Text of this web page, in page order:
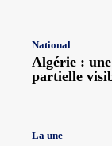
National
Algérie :
partielle
La une